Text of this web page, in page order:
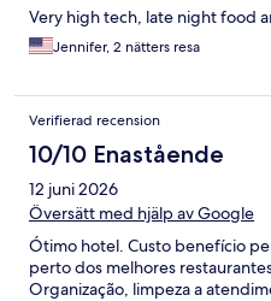
Very high tech, late night food
Jennifer, 2 nätters resa
Verifierad recension
10/10 Enastående
12 juni 2026
Översätt med hjälp av Google
Ótimo hotel. Custo benefício
perto dos melhores
Organização, limpeza a